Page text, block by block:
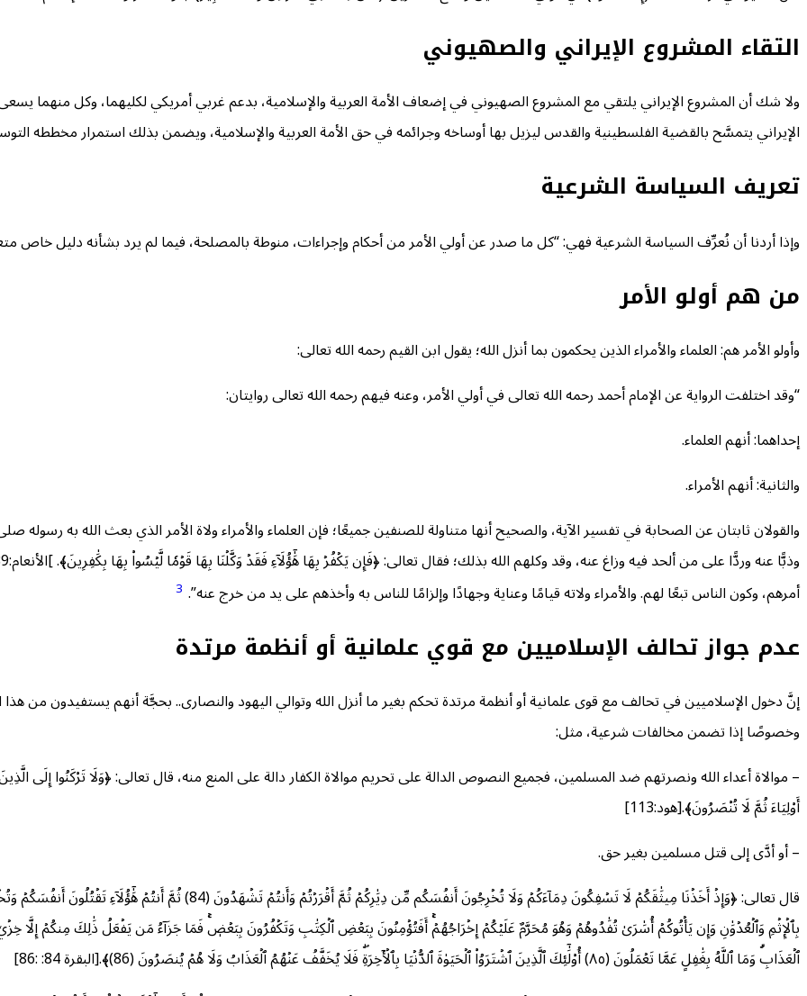
التقاء المشروع الإيراني والصهيوني
ولا شك أن المشروع الإيراني يلتقي مع المشروع الصهيوني في إضعاف الأمة العربية والإسلامية، بدعم غربي أمريكي لكليهما، وكل منهما
الإيراني يتمسَّح بالقضية الفلسطينية والقدس ليزيل بها أوساخه وجرائمه في حق الأمة العربية والإسلامية، ويضمن بذلك استمرار مخططه
تعريف السياسة الشرعية
وإذا أردنا أن نُعرِّف السياسة الشرعية فهي: “كل ما صدر عن أولي الأمر من أحكام وإجراءات، منوطة بالمصلحة، فيما لم يرد بشأنه دليل خاص
من هم أولو الأمر
وأولو الأمر هم: العلماء والأمراء الذين يحكمون بما أنزل الله؛ يقول ابن القيم رحمه الله تعالى:
“وقد اختلفت الرواية عن الإمام أحمد رحمه الله تعالى في أولي الأمر، وعنه فيهم رحمه الله تعالى روايتان:
إحداهما: أنهم العلماء.
والثانية: أنهم الأمراء.
والقولان ثابتان عن الصحابة في تفسير الآية، والصحيح أنها متناولة للصنفين جميعًا؛ فإن العلماء والأمراء ولاة الأمر الذي بعث الله به رسوله
أمرهم، وكون الناس تبعًا لهم. والأمراء ولاته قيامًا وعناية وجهادًا وإلزامًا للناس به وأخذهم على يد من خرج عنه”. 3
عدم جواز تحالف الإسلاميين مع قوي علمانية أو أنظمة مرتدة
إنَّ دخول الإسلاميين في تحالف مع قوى علمانية أو أنظمة مرتدة تحكم بغير ما أنزل الله وتوالي اليهود والنصارى.. بحجَّة أنهم يستفيدون من هذا
وخصوصًا إذا تضمن مخالفات شرعية، مثل:
– موالاة أعداء الله ونصرتهم ضد المسلمين، فجميع النصوص الدالة على تحريم موالاة الكفار دالة على المنع منه، قال تعالى: ﴿وَلَا تَرْكَنُوا إِلَى
أَوْلِيَاءَ ثُمَّ لَا تُنْصَرُونَ﴾.[هود:113]
– أو أدَّى إلى قتل مسلمين بغير حق.
قال تعالى: ﴿وَإِذۡ أَخَذۡنَا مِيثَٰقَكُمۡ لَا تَسۡفِكُونَ دِمَآءَكُمۡ وَلَا تُخۡرِجُونَ أَنفُسَكُم مِّن
بِٱلۡإِثۡمِ وَٱلۡعُدۡوَٰنِ وَإِن يَأۡتُوكُمۡ أُسَٰرَىٰ تُفَٰدُوهُمۡ وَهُوَ مُحَرَّمٌ عَلَيۡكُمۡ إِخۡرَاجُهُمۡۚ أَفَتُؤۡمِنُونَ بِبَعۡضِ ٱلۡكِتَٰبِ وَتَكۡفُرُونَ بِبَعۡضٖۚ فَمَا جَزَآءُ مَن يَفۡعَلُ ذَٰلِكَ مِنكُمۡ إِلَّا خِزۡيٞ
ٱلۡعَذَابِۗ وَمَا ٱللَّهُ بِغَٰفِلٍ عَمَّا تَعۡمَلُونَ (٨٥) أُوْلَٰٓئِكَ ٱلَّذِينَ ٱشۡتَرَوُاْ ٱلۡحَيَوٰةَ ٱلدُّنۡيَا بِٱلۡأٓخِرَةِۖ فَلَا يُخَفَّفُ عَنۡهُمُ ٱلۡعَذَابُ وَلَا هُمۡ يُنصَرُونَ (86)﴾.[البقرة 84: :86]